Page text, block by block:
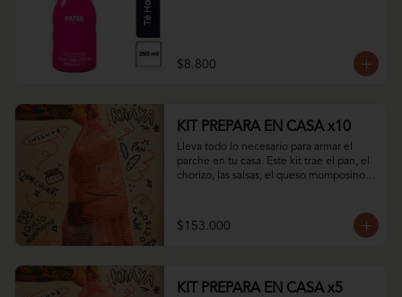
$8.800
KIT PREPARA EN CASA x10
Lleva todo lo necesario para armar el
parche en tu casa. Este kit trae el pan, el
chorizo, las salsas, el queso momposino y
$153.000
KIT PREPARA EN CASA x5